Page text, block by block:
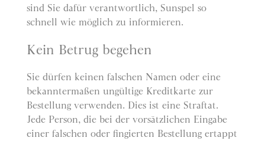
sind Sie dafür verantwortlich, Sunspel so
schnell wie möglich zu informieren.
Kein Betrug begehen
Sie dürfen keinen falschen Namen oder eine
bekanntermaßen ungültige Kreditkarte zur
Bestellung verwenden. Dies ist eine Straftat.
Jede Person, die bei der vorsätzlichen Eingabe
einer falschen oder fingierten Bestellung ertappt